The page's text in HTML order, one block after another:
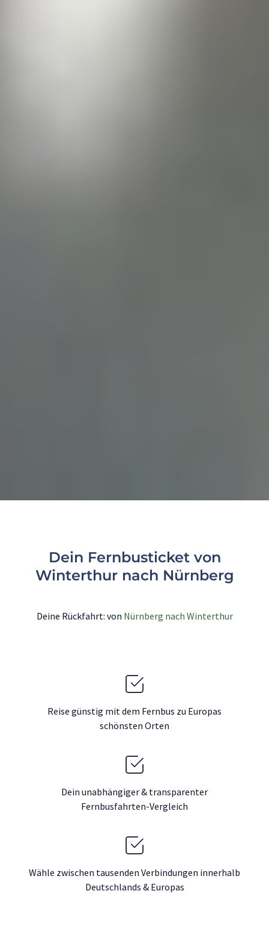
Dein Fernbusticket von
Winterthur nach Nürnberg
Deine Rückfahrt: von Nürnberg nach Winterthur
Reise günstig mit dem Fernbus zu Europas
schönsten Orten
Dein unabhängiger & transparenter
Fernbusfahrten-Vergleich
Wähle zwischen tausenden Verbindungen innerhalb
Deutschlands & Europas